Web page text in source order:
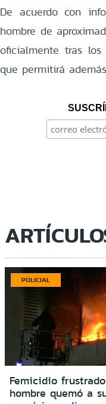
De acuerdo con
hombre de
oficialmente tras
que permitirá
POLICIAL
Femicidio
hombre quemó a